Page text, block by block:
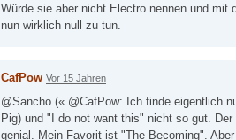
Würde sie aber nicht Electro nennen und mit
nun wirklich null zu tun.
CafPow Vor 15 Jahren
@Sancho (« @CafPow: Ich finde eigentlich
Pig) und "I do not want this" nicht so gut.
genial. Mein Favorit ist "The Becoming".